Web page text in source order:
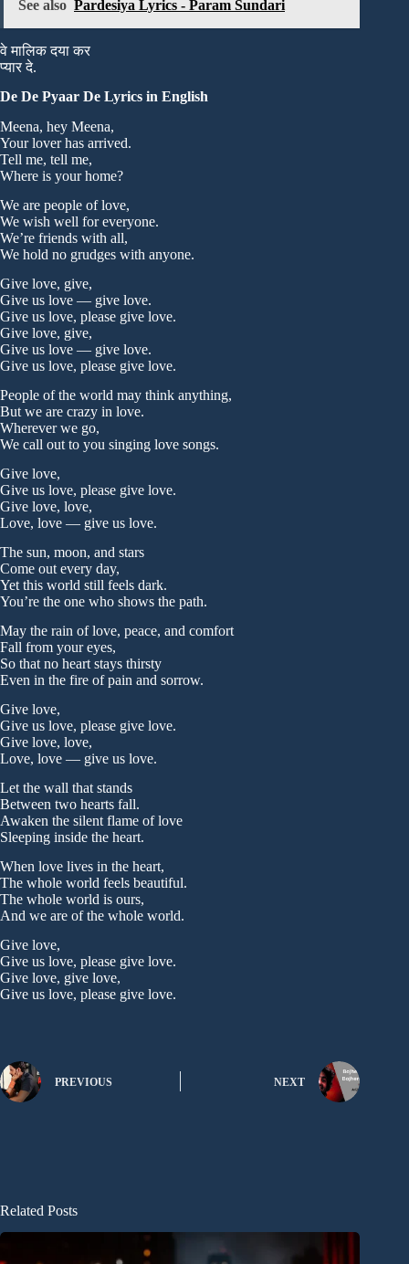
See also Pardesiya Lyrics - Param Sundari
वे मालिक दया कर
प्यार दे.
De De Pyaar De Lyrics in English
Meena, hey Meena,
Your lover has arrived.
Tell me, tell me,
Where is your home?
We are people of love,
We wish well for everyone.
We’re friends with all,
We hold no grudges with anyone.
Give love, give,
Give us love — give love.
Give us love, please give love.
Give love, give,
Give us love — give love.
Give us love, please give love.
People of the world may think anything,
But we are crazy in love.
Wherever we go,
We call out to you singing love songs.
Give love,
Give us love, please give love.
Give love, love,
Love, love — give us love.
The sun, moon, and stars
Come out every day,
Yet this world still feels dark.
You’re the one who shows the path.
May the rain of love, peace, and comfort
Fall from your eyes,
So that no heart stays thirsty
Even in the fire of pain and sorrow.
Give love,
Give us love, please give love.
Give love, love,
Love, love — give us love.
Let the wall that stands
Between two hearts fall.
Awaken the silent flame of love
Sleeping inside the heart.
When love lives in the heart,
The whole world feels beautiful.
The whole world is ours,
And we are of the whole world.
Give love,
Give us love, please give love.
Give love, give love,
Give us love, please give love.
PREVIOUS NEXT
Related Posts